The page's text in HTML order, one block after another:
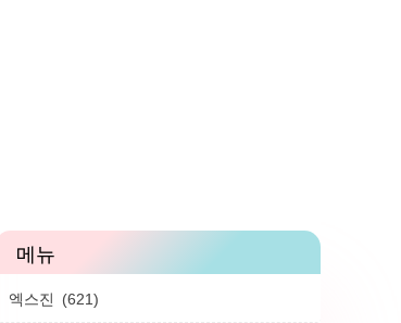
엑스진 (621)